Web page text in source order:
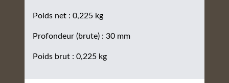
Poids net : 0,225 kg
Profondeur (brute) : 30 mm
Poids brut : 0,225 kg